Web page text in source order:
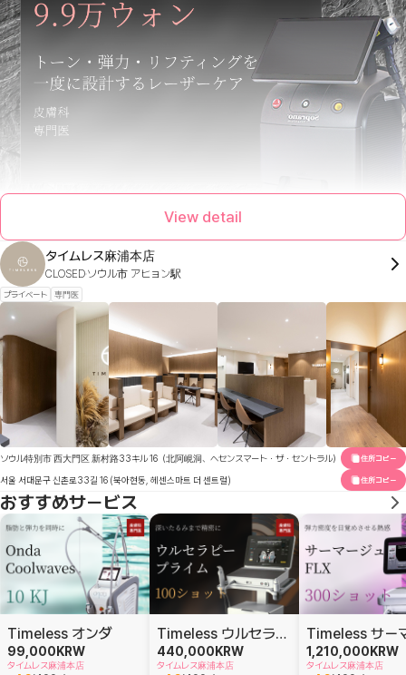
View detail
タイムレス麻浦本店
CLOSED ソウル市 アヒョン駅
プライベート 専門医
ソウル特別市 西大門区 新村路33キル 16（北阿峴洞、ヘセンスマート・ザ・セントラル） 住所コピー
서울 서대문구 신촌로33길 16 (북아현동, 헤센스마트 더 센트럴) 住所コピー
おすすめサービス
Timeless オンダ
99,000 KRW
タイムレス麻浦本店
Timeless ウルセラピー プライム
440,000 KRW
タイムレス麻浦本店
1,210,000 KRW
タイムレス麻浦本店